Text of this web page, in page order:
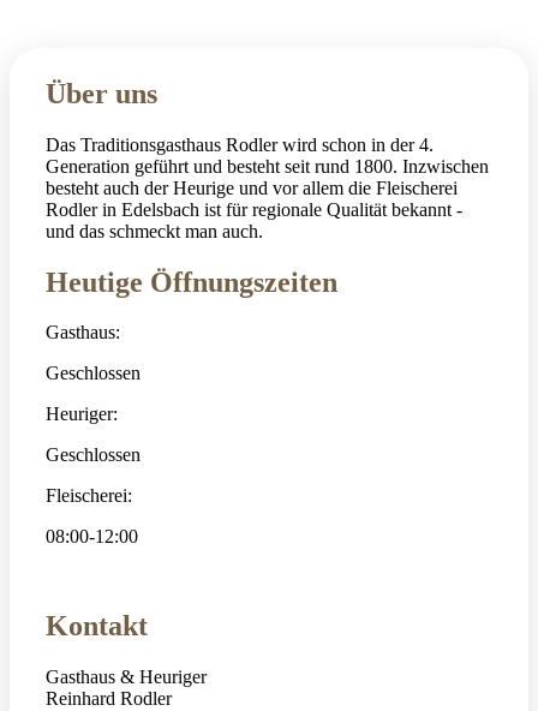
Über uns
Das Traditionsgasthaus Rodler wird schon in der 4.
Generation geführt und besteht seit rund 1800. Inzwischen
besteht auch der Heurige und vor allem die Fleischerei
Rodler in Edelsbach ist für regionale Qualität bekannt -
und das schmeckt man auch.
Heutige Öffnungszeiten
Gasthaus:
Geschlossen
Heuriger:
Geschlossen
Fleischerei:
08:00-12:00
Kontakt
Gasthaus & Heuriger
Reinhard Rodler